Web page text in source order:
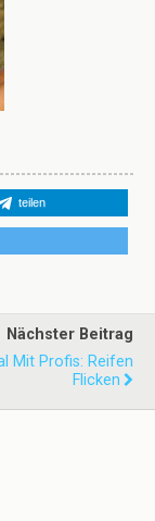
teilen
Nächster Beitrag
Mit Profis: Reifen
Flicken